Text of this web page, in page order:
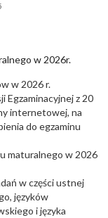
w 2026r.
w 2026 r.
Egzaminacyjnej z 20
internetowej, na
do egzaminu
maturalnego w 2026
w części ustnej
języków
i języka